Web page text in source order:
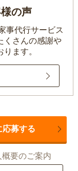
の声
事代行サービス
くさんの感謝や
ます。
応募する
要のご案内